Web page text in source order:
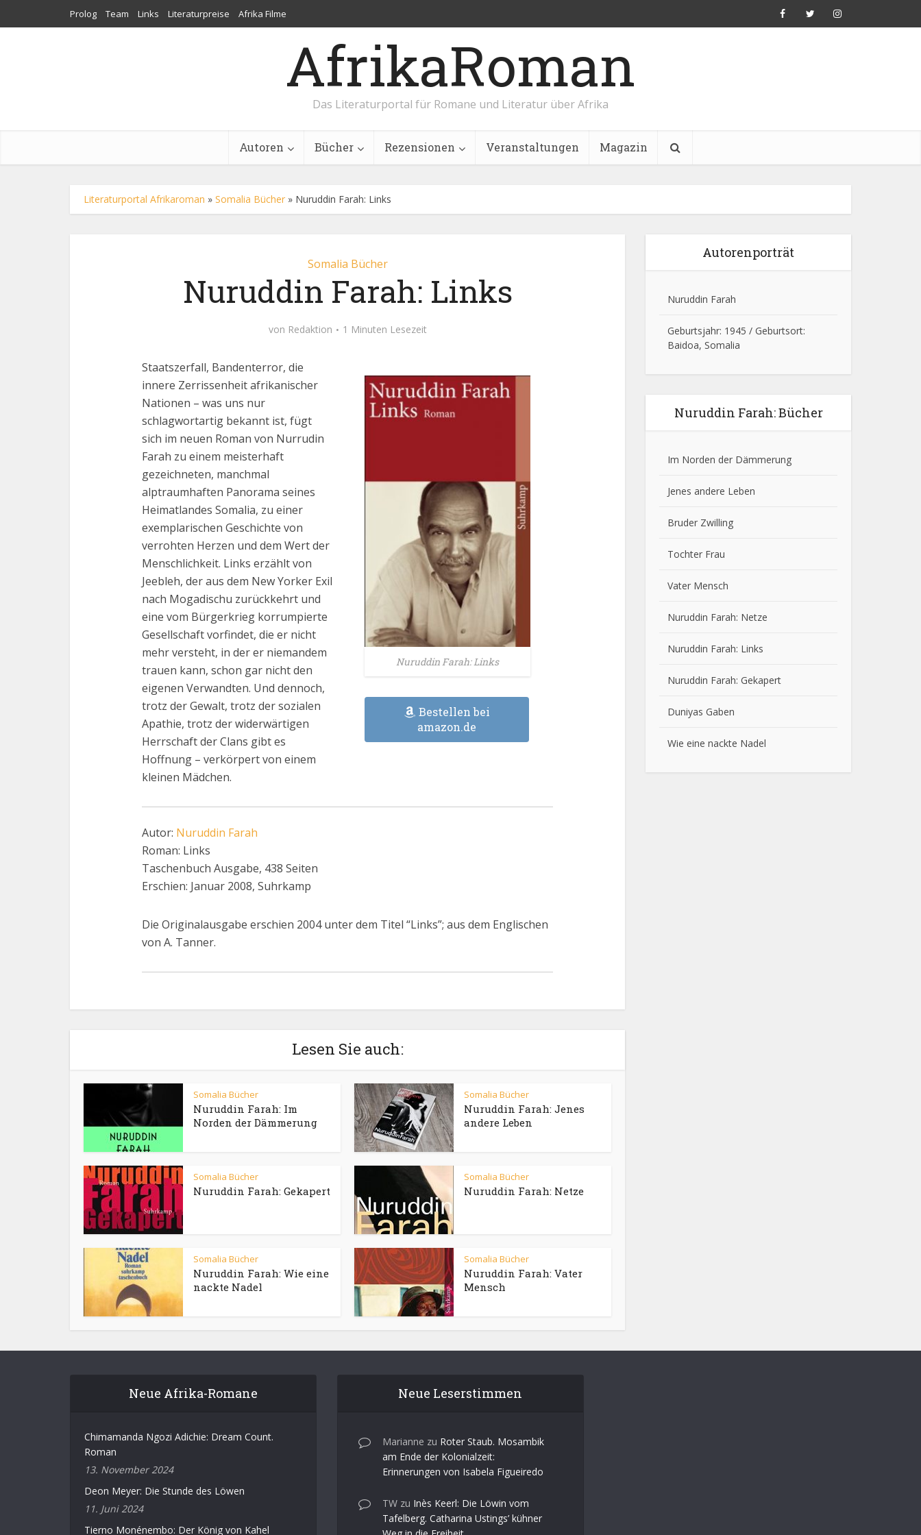
Prolog Team Links Literaturpreise Afrika Filme
AfrikaRoman
Das Literaturportal für Romane und Literatur über Afrika
Autoren Bücher Rezensionen Veranstaltungen Magazin
Literaturportal Afrikaroman » Somalia Bücher » Nuruddin Farah: Links
Somalia Bücher
Nuruddin Farah: Links
von Redaktion 1 Minuten Lesezeit
Nuruddin Farah: Links
Bestellen bei
amazon.de
Staatszerfall, Bandenterror, die
innere Zerrissenheit afrikanischer
Nationen – was uns nur
schlagwortartig bekannt ist, fügt
sich im neuen Roman von Nurrudin
Farah zu einem meisterhaft
gezeichneten, manchmal
alptraumhaften Panorama seines
Heimatlandes Somalia, zu einer
exemplarischen Geschichte von
verrohten Herzen und dem Wert der
Menschlichkeit. Links erzählt von
Jeebleh, der aus dem New Yorker Exil
nach Mogadischu zurückkehrt und
eine vom Bürgerkrieg korrumpierte
Gesellschaft vorfindet, die er nicht
mehr versteht, in der er niemandem
trauen kann, schon gar nicht den
eigenen Verwandten. Und dennoch,
trotz der Gewalt, trotz der sozialen
Apathie, trotz der widerwärtigen
Herrschaft der Clans gibt es
Hoffnung – verkörpert von einem
kleinen Mädchen.
Autor: Nuruddin Farah
Roman: Links
Taschenbuch Ausgabe, 438 Seiten
Erschien: Januar 2008, Suhrkamp
Die Originalausgabe erschien 2004 unter dem Titel “Links”; aus dem Englischen
von A. Tanner.
Lesen Sie auch:
Somalia Bücher
Nuruddin Farah: Im
Norden der Dämmerung
Somalia Bücher
Nuruddin Farah: Jenes
andere Leben
Somalia Bücher
Nuruddin Farah: Gekapert
Somalia Bücher
Nuruddin Farah: Netze
Somalia Bücher
Nuruddin Farah: Wie eine
nackte Nadel
Somalia Bücher
Nuruddin Farah: Vater
Mensch
Autorenporträt
Nuruddin Farah
Geburtsjahr: 1945 / Geburtsort:
Baidoa, Somalia
Nuruddin Farah: Bücher
Im Norden der Dämmerung
Jenes andere Leben
Bruder Zwilling
Tochter Frau
Vater Mensch
Nuruddin Farah: Netze
Nuruddin Farah: Links
Nuruddin Farah: Gekapert
Duniyas Gaben
Wie eine nackte Nadel
Neue Afrika-Romane
Chimamanda Ngozi Adichie: Dream Count.
Roman
13. November 2024
Deon Meyer: Die Stunde des Löwen
11. Juni 2024
Tierno Monénembo: Der König von Kahel
Neue Leserstimmen
Marianne zu Roter Staub. Mosambik
am Ende der Kolonialzeit:
Erinnerungen von Isabela Figueiredo
TWzu Inès Keerl: Die Löwin vom
Tafelberg. Catharina Ustings’ kühner